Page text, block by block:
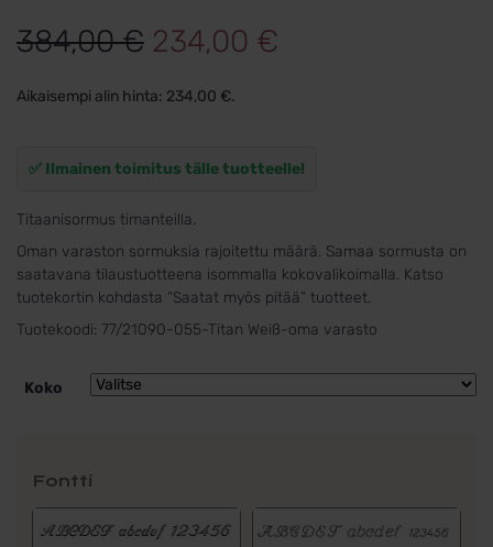
384,00€ Alkuperäinen
hinta
384,00 €.
234,00 €
234,00 €.
Aikaisempi alin hinta: 234,00 €.
✅ Ilmainen toimitus tälle tuotteelle!
Titaanisormus timanteilla.
Oman varaston sormuksia rajoitettu määrä. Samaa sormusta on
saatavana tilaustuotteena isommalla kokovalikoimalla. Katso
tuotekortin kohdasta “Saatat myös pitää” tuotteet.
Tuotekoodi: 77/21090-055-Titan Weiß-oma varasto
Koko
Fontti